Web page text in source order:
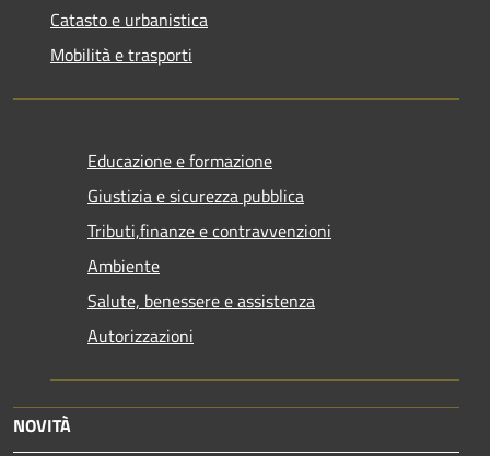
Catasto e urbanistica
Mobilità e trasporti
Educazione e formazione
Giustizia e sicurezza pubblica
Tributi,finanze e contravvenzioni
Ambiente
Salute, benessere e assistenza
Autorizzazioni
NOVITÀ